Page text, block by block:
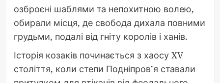
озброєні шаблями та непохитною волею,
обирали місця, де свобода дихала повними
грудьми, подалі від гніту королів і ханів.
Історія козаків починається з хаосу XV
століття, коли степи Подніпров’я ставали